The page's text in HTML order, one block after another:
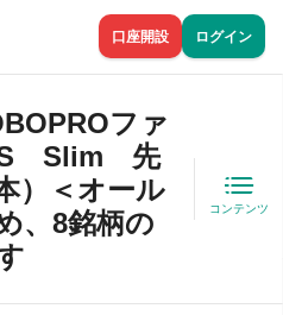
口座開設 ログイン
ファ
Slim 先
）＜オール
、8銘柄の
コンテンツ